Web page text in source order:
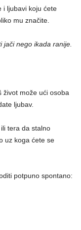
i ljubavi koju ćete
mu značite.
jači nego ikada ranije.
život može ući osoba
ljubav.
tera da stalno
uz koga ćete se
potpuno spontano: